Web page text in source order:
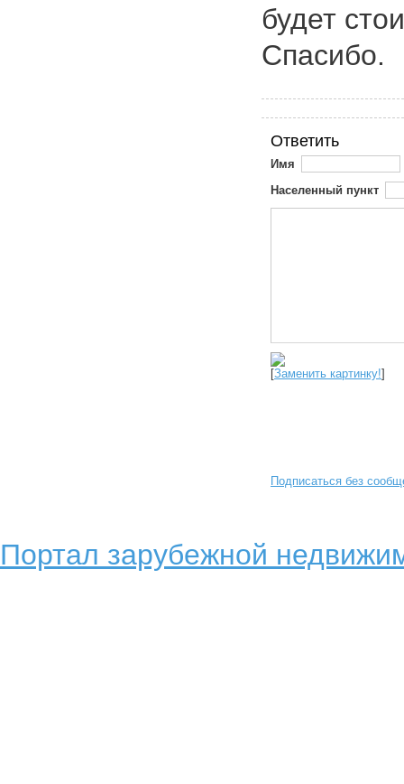
будет
Спасибо.
Ответить
Имя
Населенный пункт
[Заменить картинку!]
Подписаться без
Портал зарубежной